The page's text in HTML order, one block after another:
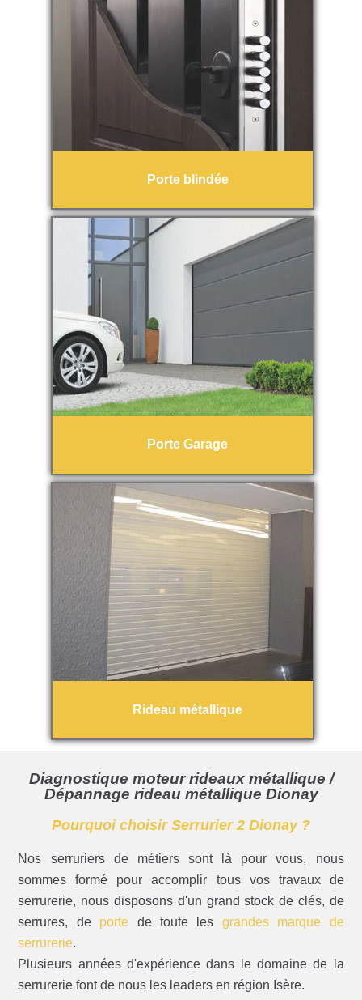
Porte blindée
Porte Garage
Rideau métallique
Diagnostique moteur rideaux métallique /
Dépannage rideau métallique Dionay
Pourquoi choisir Serrurier 2 Dionay ?
Nos serruriers de métiers sont là pour vous, nous
sommes formé pour accomplir tous vos travaux de
serrurerie, nous disposons d'un grand stock de clés, de
serrures, de porte de toute les grandes marque de
serrurerie.
Plusieurs années d'expérience dans le domaine de la
serrurerie font de nous les leaders en région Isère.